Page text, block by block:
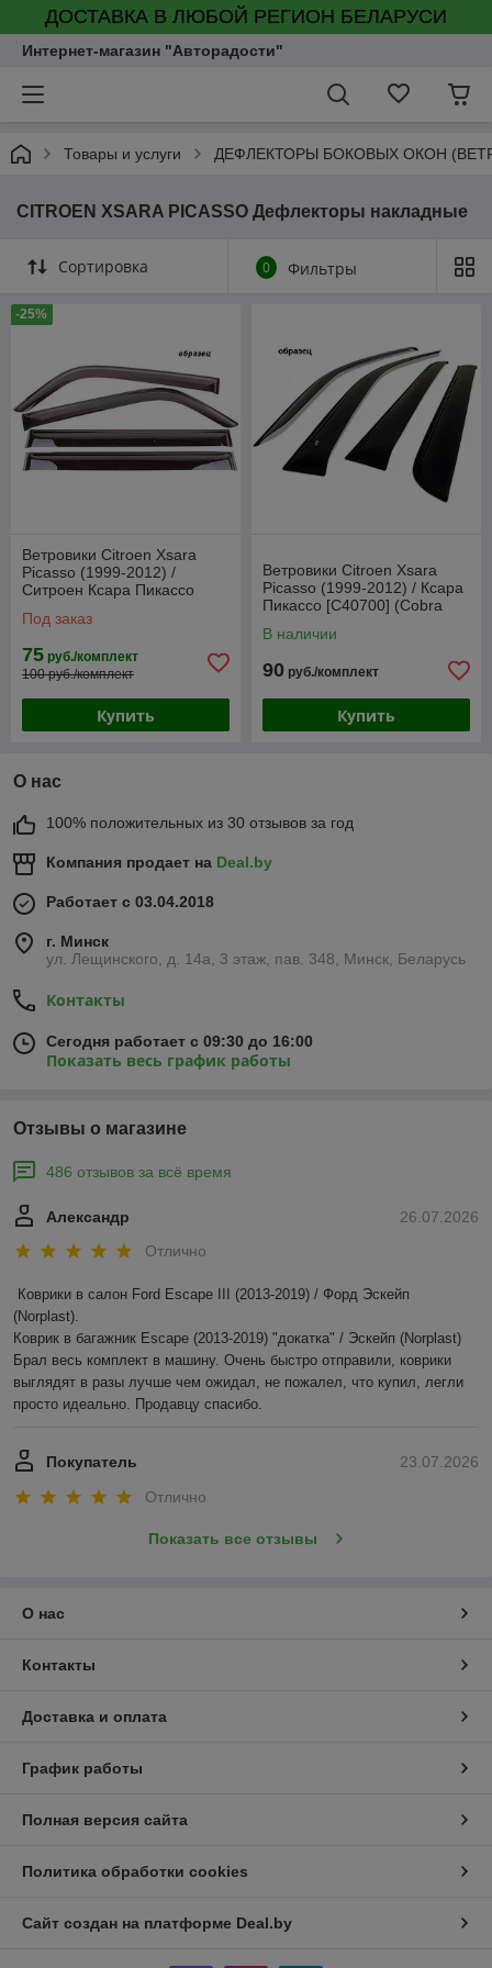
ДОСТАВКА В ЛЮБОЙ РЕГИОН БЕЛАРУСИ
Интернет-магазин "Авторадости"
Товары и услуги ДЕФЛЕКТОРЫ БОКОВЫХ ОКОН
CITROEN XSARA PICASSO Дефлекторы накладные
Сортировка 0 Фильтры
-25%
Ветровики Citroen Xsara
Picasso (1999-2012) /
Ситроен Ксара Пикассо
Под заказ
75 руб./комплект
100 руб./комплект
Купить
Ветровики Citroen Xsara
Picasso (1999-2012) / Ксара
Пикассо [C40700] (Cobra
В наличии
90 руб./комплект
Купить
О нас
100% положительных из 30 отзывов за год
Компания продает на Deal.by
Работает с 03.04.2018
г. Минск
ул. Лещинского, д. 14а, 3 этаж, пав. 348, Минск, Беларусь
Контакты
Сегодня работает с 09:30 до 16:00
Показать весь график работы
Отзывы о магазине
486 отзывов за всё время
26.07.2026
Александр
Отлично
Коврики в салон Ford Escape III (2013-2019) / Форд Эскейп
(Norplast).
Коврик в багажник Escape (2013-2019) "докатка" / Эскейп (Norplast)
Брал весь комплект в машину. Очень быстро отправили, коврики
выглядят в разы лучше чем ожидал, не пожалел, что купил, легли
просто идеально. Продавцу спасибо.
23.07.2026
Покупатель
Отлично
Показать все отзывы
О нас
Контакты
Доставка и оплата
График работы
Полная версия сайта
Политика обработки cookies
Сайт создан на платформе Deal.by